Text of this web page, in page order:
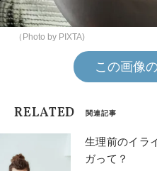
（Photo by PIXTA)
この画像
RELATED 関連記事
生理前のイラ
ガって？